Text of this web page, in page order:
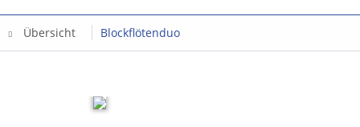
Übersicht Blockflötenduo